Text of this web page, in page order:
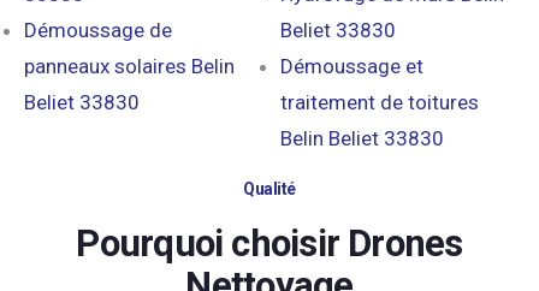
Démoussage de
panneaux solaires Belin
Beliet 33830
Beliet 33830
Démoussage et
traitement de toitures
Belin Beliet 33830
Qualité
Pourquoi choisir Drones